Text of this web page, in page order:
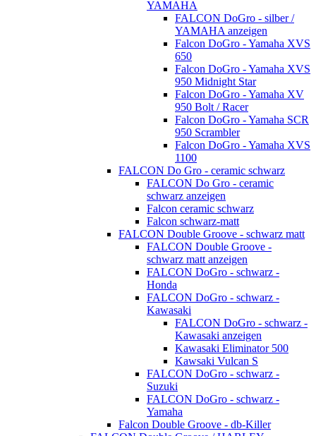
YAMAHA
FALCON DoGro - silber /
YAMAHA anzeigen
Falcon DoGro - Yamaha XVS
650
Falcon DoGro - Yamaha XVS
950 Midnight Star
Falcon DoGro - Yamaha XV
950 Bolt / Racer
Falcon DoGro - Yamaha SCR
950 Scrambler
Falcon DoGro - Yamaha XVS
1100
FALCON Do Gro - ceramic schwarz
FALCON Do Gro - ceramic
schwarz anzeigen
Falcon ceramic schwarz
Falcon schwarz-matt
FALCON Double Groove - schwarz matt
FALCON Double Groove -
schwarz matt anzeigen
FALCON DoGro - schwarz -
Honda
FALCON DoGro - schwarz -
Kawasaki
FALCON DoGro - schwarz -
Kawasaki anzeigen
Kawasaki Eliminator 500
Kawsaki Vulcan S
FALCON DoGro - schwarz -
Suzuki
FALCON DoGro - schwarz -
Yamaha
Falcon Double Groove - db-Killer